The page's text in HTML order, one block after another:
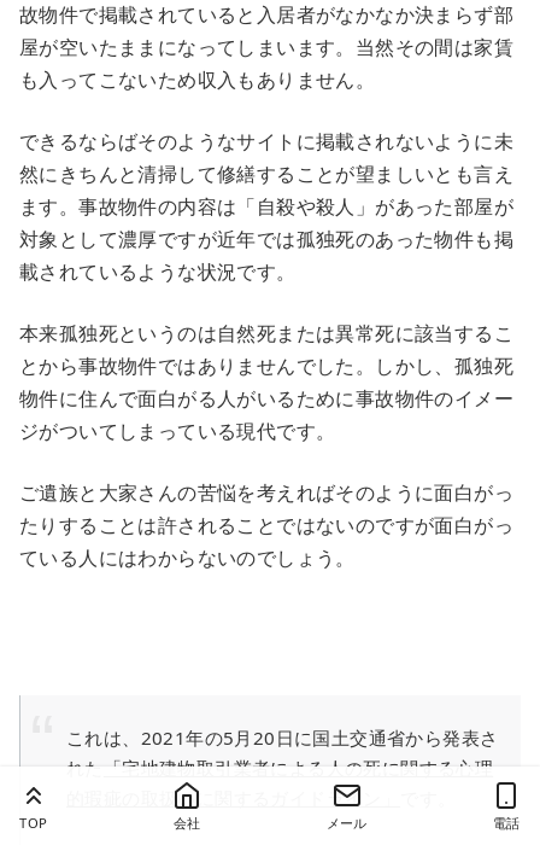
故物件で掲載されていると入居者がなかなか決まらず部
屋が空いたままになってしまいます。当然その間は家賃
も入ってこないため収入もありません。
できるならばそのようなサイトに掲載されないように未
然にきちんと清掃して修繕することが望ましいとも言え
ます。事故物件の内容は「自殺や殺人」があった部屋が
対象として濃厚ですが近年では孤独死のあった物件も掲
載されているような状況です。
本来孤独死というのは自然死または異常死に該当するこ
とから事故物件ではありませんでした。しかし、孤独死
物件に住んで面白がる人がいるために事故物件のイメー
ジがついてしまっている現代です。
ご遺族と大家さんの苦悩を考えればそのように面白がっ
たりすることは許されることではないのですが面白がっ
ている人にはわからないのでしょう。
これは、2021年の5月20日に国土交通省から発表さ
れた
「宅地建物取引業者による人の死に関する心理
的瑕疵の取扱いに関するガイドライン」
TOP 会社 メール 電話